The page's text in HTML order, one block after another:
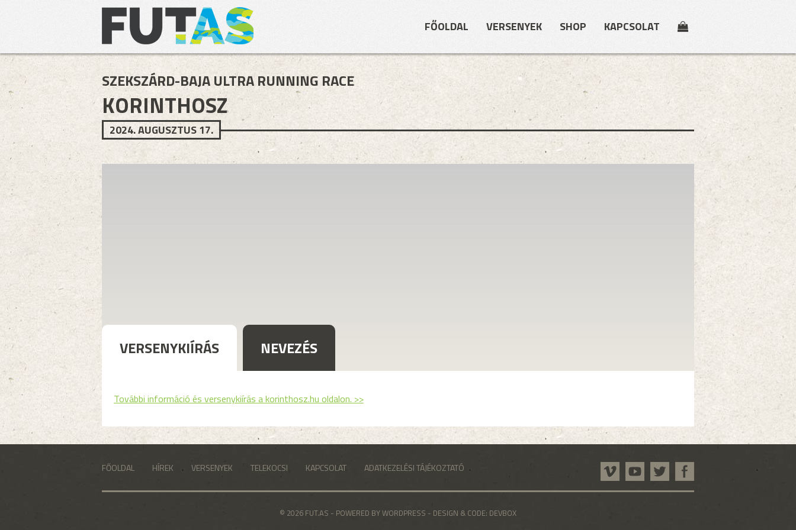
FŐOLDAL VERSENYEK SHOP KAPCSOLAT
SZEKSZÁRD-BAJA ULTRA RUNNING RACE
KORINTHOSZ
2024. AUGUSZTUS 17.
VERSENYKIÍRÁS NEVEZÉS
További információ és versenykiírás a korinthosz.hu oldalon. >>
FŐOLDAL HÍREK VERSENYEK TELEKOCSI KAPCSOLAT ADATKEZELÉSI TÁJÉKOZTATÓ
© 2026 FUT.AS - POWERED BY WORDPRESS - DESIGN & CODE: DEVBOX